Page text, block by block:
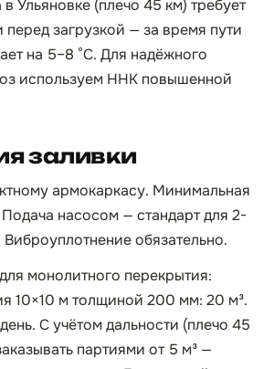
Ульяновке (плечо 45 км) требует
загрузкой — за время пути
на 5–8 °C. Для надёжного
используем ННК повышенной
заливки
армокаркасу. Минимальная
насосом — стандарт для 2-
обязательно.
монолитного перекрытия:
10×10 м толщиной 200 мм: 20 м³.
С учётом дальности (плечо 45
партиями от 5 м³ —